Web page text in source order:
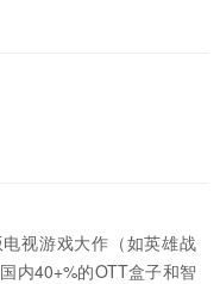
视游戏大作（如英雄战
内40+%的OTT盒子和智